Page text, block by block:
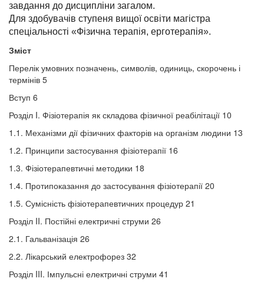
завдання до дисципліни загалом.
Для здобувачів ступеня вищої освіти магістра
спеціальності «Фізична терапія, ерготерапія».
Зміст
Перелік умовних позначень, символів, одиниць, скорочень і
термінів 5
Вступ 6
Розділ I. Фізіотерапія як складова фізичної реабілітації 10
1.1. Механізми дії фізичних факторів на організм людини 13
1.2. Принципи застосування фізіотерапії 16
1.3. Фізіотерапевтичні методики 18
1.4. Протипоказання до застосування фізіотерапії 20
1.5. Сумісність фізіотерапевтичних процедур 21
Розділ II. Постійні електричні струми 26
2.1. Гальванізація 26
2.2. Лікарський електрофорез 32
Розділ III. Імпульсні електричні струми 41